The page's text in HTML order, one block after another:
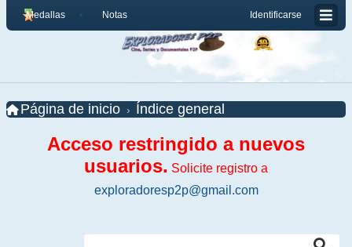
Identificarse
Medallas Notas
Página de inicio Índice general
Acceso restringido a nuevos
usuarios. Solicite registro a
exploradoresp2p@gmail.com